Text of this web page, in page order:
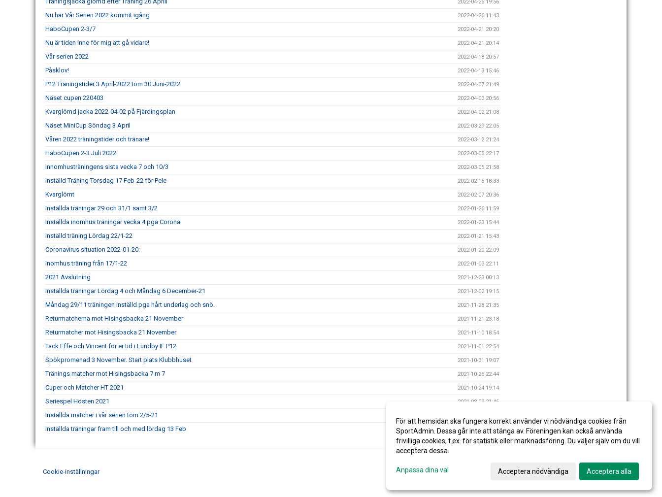
2022-04-26 19:56
Nu har Vår Serien 2022 kommit igång 2022-04-26 11:43
HaboCupen 2-3/7 2022-04-21 20:20
Nu är tiden inne för mig att gå vidare! 2022-04-21 20:14
Vår serien 2022 2022-04-18 20:57
Påsklov! 2022-04-13 15:46
P12 Träningstider 3 April-2022 tom 30 Juni-2022 2022-04-07 21:49
Näset cupen 220403 2022-04-03 20:56
Kvarglömd jacka 2022-04-02 på Fjärdingsplan 2022-04-02 21:08
Näset MiniCup Söndag 3 April 2022-03-29 22:05
Våren 2022 träningstider och tränare! 2022-03-12 21:24
HaboCupen 2-3 Juli 2022 2022-03-05 22:17
Innomhusträningens sista vecka 7 och 10/3 2022-03-05 21:58
Inställd Träning Torsdag 17 Feb-22 för Pele 2022-02-15 18:33
Kvarglömt 2022-02-07 20:36
Inställda träningar 29 och 31/1 samt 3/2 2022-01-26 11:59
Inställda inomhus träningar vecka 4 pga Corona 2022-01-23 15:44
Inställd träning Lördag 22/1-22 2022-01-21 15:43
Coronavirus situation 2022-01-20: 2022-01-20 22:09
Inomhus träning från 17/1-22 2022-01-03 22:11
2021 Avslutning 2021-12-23 00:13
Inställda träningar Lördag 4 och Måndag 6 December-21 2021-12-02 19:15
Måndag 29/11 träningen inställd pga hårt underlag och snö. 2021-11-28 21:35
Returmatcherna mot Hisingsbacka 21 November 2021-11-21 23:18
Returmatcher mot Hisingsbacka 21 November 2021-11-10 18:54
Tack Effe och Vincent för er tid i Lundby IF P12 2021-11-01 22:54
Spökpromenad 3 November. Start plats Klubbhuset 2021-10-31 19:07
Tränings matcher mot Hisingsbacka 7 m 7 2021-10-26 22:44
Cuper och Matcher HT 2021 2021-10-24 19:14
Seriespel Hösten 2021 2021-08-03 21:46
Inställda matcher i vår serien tom 2/5-21
Inställda träningar fram till och med lördag 13 Feb 2021-02-05 07:24
Cookie-inställningar
För att hemsidan ska fungera korrekt använder vi nödvändiga cookies från
SportAdmin. Dessa går inte att stänga av. Föreningen kan också använda
frivilliga cookies, t.ex. för statistik eller marknadsföring. Du väljer själv om du vill
acceptera dessa.
Anpassa dina val Acceptera nödvändiga Acceptera alla